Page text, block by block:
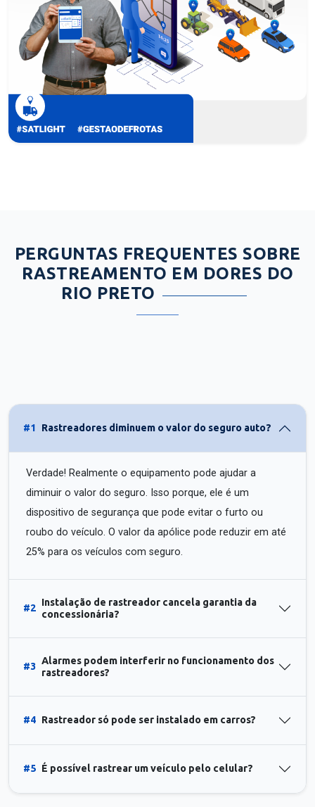
PERGUNTAS FREQUENTES SOBRE
RASTREAMENTO EM DORES DO
RIO PRETO
#1 Rastreadores diminuem o valor do seguro auto?
Verdade! Realmente o equipamento pode ajudar a
diminuir o valor do seguro. Isso porque, ele é um
dispositivo de segurança que pode evitar o furto ou
roubo do veículo. O valor da apólice pode reduzir em até
25% para os veículos com seguro.
#2
Instalação de rastreador cancela garantia da
concessionária?
#3
Alarmes podem interferir no funcionamento dos
rastreadores?
#4 Rastreador só pode ser instalado em carros?
#5 É possível rastrear um veículo pelo celular?